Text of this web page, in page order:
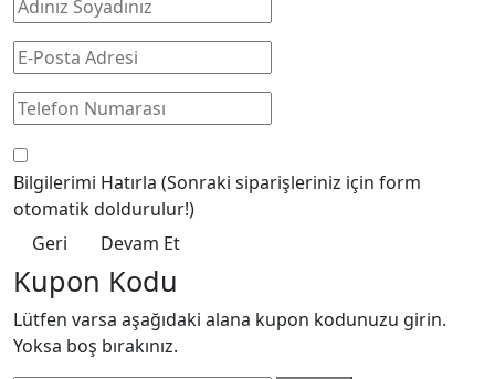
Bilgilerimi Hatırla (Sonraki siparişleriniz için form
otomatik doldurulur!)
Geri
Devam Et
Kupon Kodu
Lütfen varsa aşağıdaki alana kupon kodunuzu girin.
Yoksa boş bırakınız.